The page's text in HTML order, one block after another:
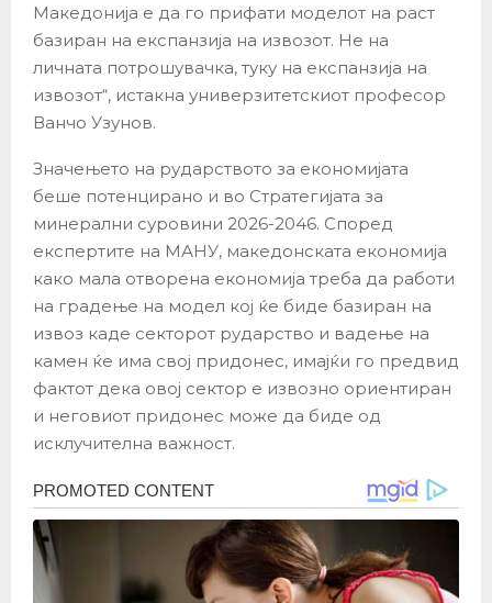
Македонија е да го прифати моделот на раст
базиран на експанзија на извозот. Не на
личната потрошувачка, туку на експанзија на
извозот“, истакна универзитетскиот професор
Ванчо Узунов.
Значењето на рударството за економијата
беше потенцирано и во Стратегијата за
минерални суровини 2026-2046. Според
експертите на МАНУ, македонската економија
како мала отворена економија треба да работи
на градење на модел кој ќе биде базиран на
извоз каде секторот рударство и вадење на
камен ќе има свој придонес, имајќи го предвид
фактот дека овој сектор е извозно ориентиран
и неговиот придонес може да биде од
исклучителна важност.